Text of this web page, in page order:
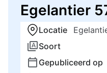
Egelantier
Locatie
Soort
Gepubliceerd op